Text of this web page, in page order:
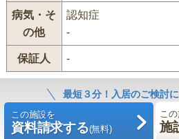
病気・そ
の他
認知症
-
保証人 -
最短３分！入居のご検討
この施設を
資料請求する(無料)
こ
施